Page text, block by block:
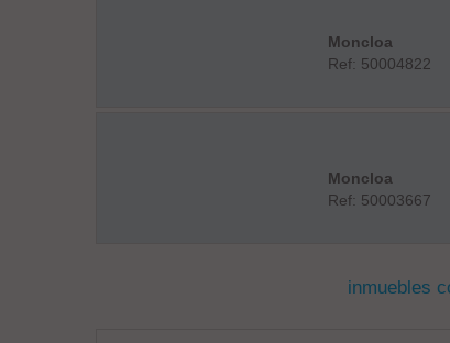
Moncloa
Ref: 50004822
Moncloa
Ref: 50003667
inmuebles